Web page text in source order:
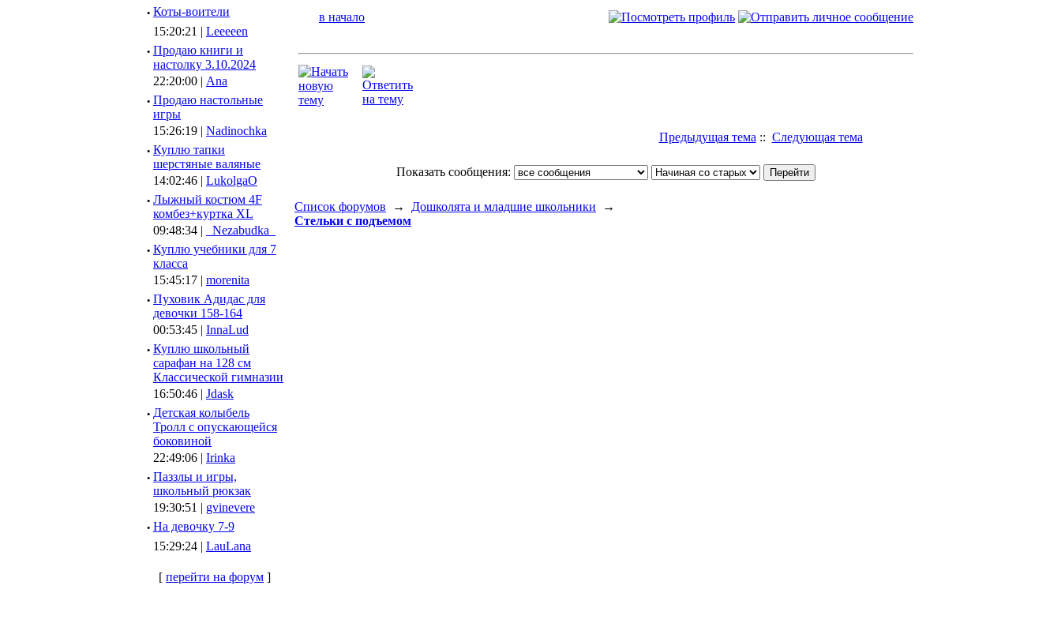
· Коты-воители
15:20:21 | Leeeeen
· Продаю книги и
настолку 3.10.2024
22:20:00 | Ana
· Продаю настольные
игры
15:26:19 | Nadinochka
· Куплю тапки
шерстяные валяные
14:02:46 | LukolgaO
· Лыжный костюм 4F
комбез+куртка XL
09:48:34 |
_Nezabudka_
· Куплю учебники для 7
класса
15:45:17 | morenita
· Пуховик Адидас для
девочки 158-164
00:53:45 | InnaLud
· Куплю школьный
сарафан на 128 см
Классической гимназии
16:50:46 | Jdask
· Детская колыбель
Тролл с опускающейся
боковиной
22:49:06 | Irinka
· Паззлы и игры,
школьный рюкзак
19:30:51 | gvinevere
· Hа девочку 7-9
15:29:24 | LauLana
[ перейти на форум ]
в начало
Предыдущая тема :: Следующая тема
Показать сообщения:
Список форумов → Дошколята и младшие школьники →
Стельки с подъемом